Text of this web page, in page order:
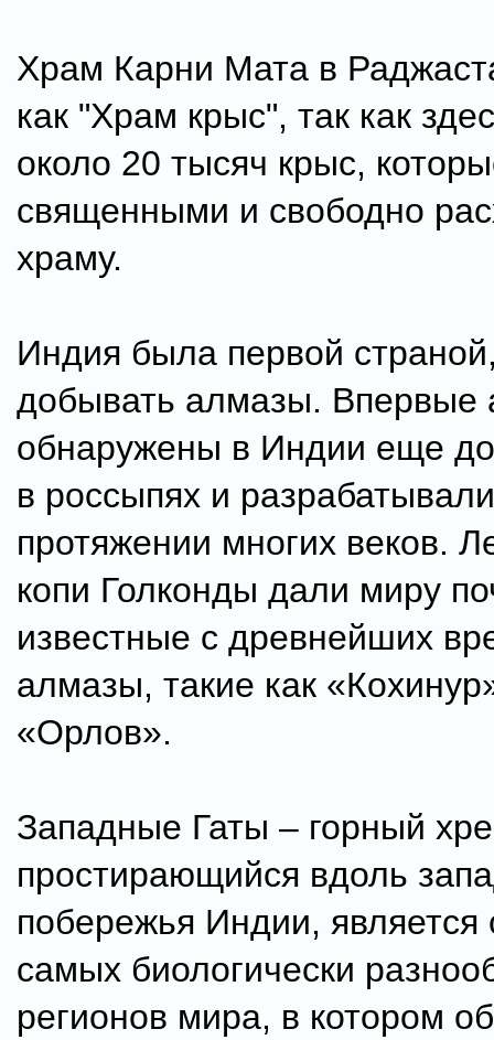
Храм Карни Мата в
как "Храм крыс", так как
около 20 тысяч крыс,
священными и свободно
храму.
Индия была первой
добывать алмазы.
обнаружены в Индии еще
в россыпях и
протяжении многих веков.
копи Голконды дали миру
известные с древнейших
алмазы, такие как
«Орлов».
Западные Гаты – горный
простирающийся вдоль
побережья Индии, является
самых биологически
регионов мира, в котором